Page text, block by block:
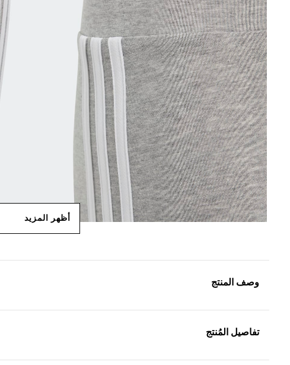
أظهر المزيد
وصف المنتج
تفاصيل المُنتج